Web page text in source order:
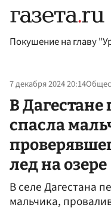
Покушение на главу
7 декабря 2024 20:14
В
спасла
лед на озере
В селе Дагестана
мальчика,